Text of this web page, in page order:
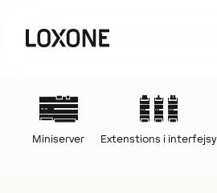
Miniserver Extenstions i interfejsy